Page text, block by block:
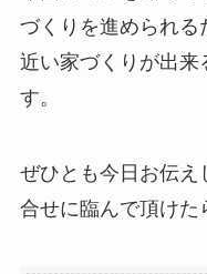
づくりを進められる
近い家づくりが出来
す。
ぜひとも今日お伝
合せに臨んで頂けた